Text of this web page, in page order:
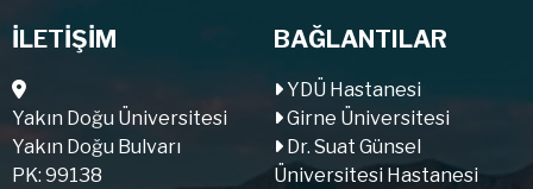
İLETİŞİM
Yakın Doğu Üniversitesi
Yakın Doğu Bulvarı
PK: 99138
BAĞLANTILAR
YDÜ Hastanesi
Girne Üniversitesi
Dr. Suat Günsel
Üniversitesi Hastanesi